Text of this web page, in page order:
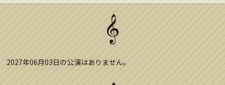
2027年06月03日の公演はありません。